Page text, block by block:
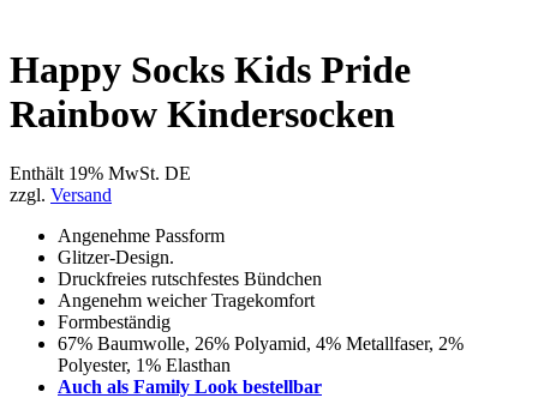
Happy Socks Kids Pride
Rainbow Kindersocken
Enthält 19% MwSt. DE
zzgl. Versand
Angenehme Passform
Glitzer-Design.
Druckfreies rutschfestes Bündchen
Angenehm weicher Tragekomfort
Formbeständig
67% Baumwolle, 26% Polyamid, 4% Metallfaser, 2%
Polyester, 1% Elasthan
Auch als Family Look bestellbar